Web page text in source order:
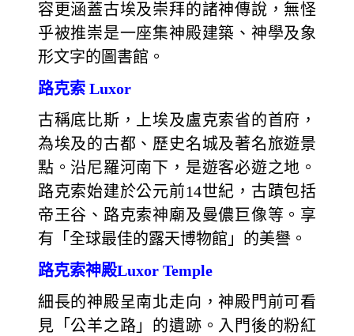
容更涵蓋古埃及崇拜的諸神傳說，無怪
乎被推崇是一座集神殿建築、神學及象
形文字的圖書館。
路克索 Luxor
古稱底比斯，上埃及盧克索省的首府，
為埃及的古都、歷史名城及著名旅遊景
點。沿尼羅河南下，是遊客必遊之地。
路克索始建於公元前14世紀，古蹟包括
帝王谷、路克索神廟及曼儂巨像等。享
有「全球最佳的露天博物館」的美譽。
路克索神殿Luxor Temple
細長的神殿呈南北走向，神殿門前可看
見「公羊之路」的遺跡。入門後的粉紅